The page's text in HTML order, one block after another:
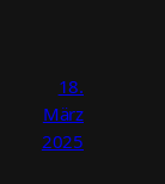
18.
März
2025